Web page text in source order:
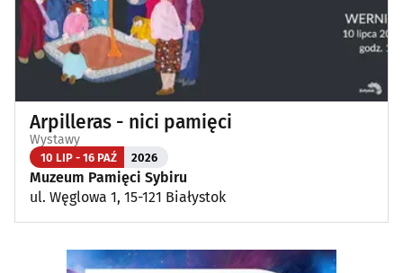
Arpilleras - nici pamięci
Wystawy
10 LIP - 16 PAŹ 2026
Muzeum Pamięci Sybiru
ul. Węglowa 1, 15-121 Białystok